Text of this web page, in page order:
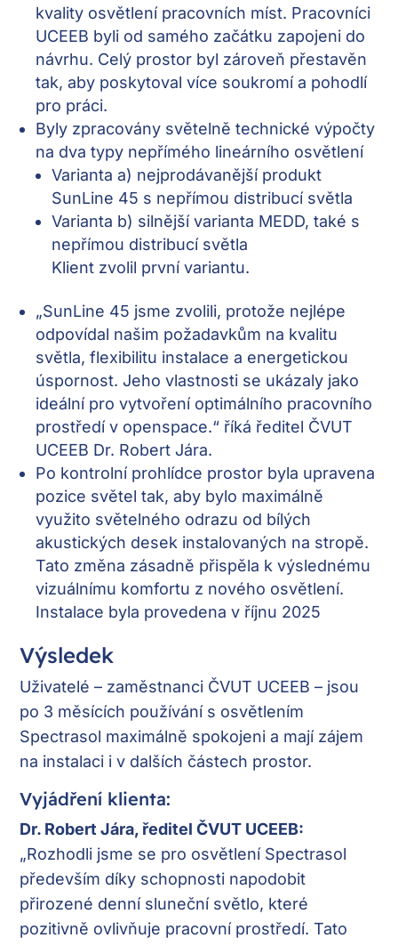
kvality osvětlení pracovních míst. Pracovníci
UCEEB byli od samého začátku zapojeni do
návrhu. Celý prostor byl zároveň přestavěn
tak, aby poskytoval více soukromí a pohodlí
pro práci.
Byly zpracovány světelně technické výpočty
na dva typy nepřímého lineárního osvětlení
Varianta a) nejprodávanější produkt
SunLine 45 s nepřímou distribucí světla
Varianta b) silnější varianta MEDD, také s
nepřímou distribucí světla
Klient zvolil první variantu.
„SunLine 45 jsme zvolili, protože nejlépe
odpovídal našim požadavkům na kvalitu
světla, flexibilitu instalace a energetickou
úspornost. Jeho vlastnosti se ukázaly jako
ideální pro vytvoření optimálního pracovního
prostředí v openspace.“ říká ředitel ČVUT
UCEEB Dr. Robert Jára.
Po kontrolní prohlídce prostor byla upravena
pozice světel tak, aby bylo maximálně
využito světelného odrazu od bílých
akustických desek instalovaných na stropě.
Tato změna zásadně přispěla k výslednému
vizuálnímu komfortu z nového osvětlení.
Instalace byla provedena v říjnu 2025
Výsledek
Uživatelé – zaměstnanci ČVUT UCEEB – jsou
po 3 měsících používání s osvětlením
Spectrasol maximálně spokojeni a mají zájem
na instalaci i v dalších částech prostor.
Vyjádření klienta:
Dr. Robert Jára, ředitel ČVUT UCEEB:
„Rozhodli jsme se pro osvětlení Spectrasol
především díky schopnosti napodobit
přirozené denní sluneční světlo, které
pozitivně ovlivňuje pracovní prostředí. Tato